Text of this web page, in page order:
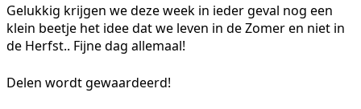
Gelukkig krijgen we deze week in ieder geval nog een
klein beetje het idee dat we leven in de Zomer en niet in
de Herfst.. Fijne dag allemaal!
Delen wordt gewaardeerd!